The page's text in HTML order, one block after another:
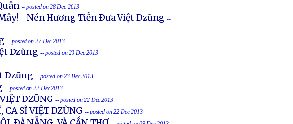
-- posted on 28 Dec 2013
- Nén Hương Tiễn Ðưa Việt Dzũng --
-- posted on 27 Dec 2013
Dzũng -- posted on 23 Dec 2013
Dzũng -- posted on 23 Dec 2013
-- posted on 22 Dec 2013
DZŨNG -- posted on 22 Dec 2013
CA SĨ VIỆT DZŨNG -- posted on 22 Dec 2013